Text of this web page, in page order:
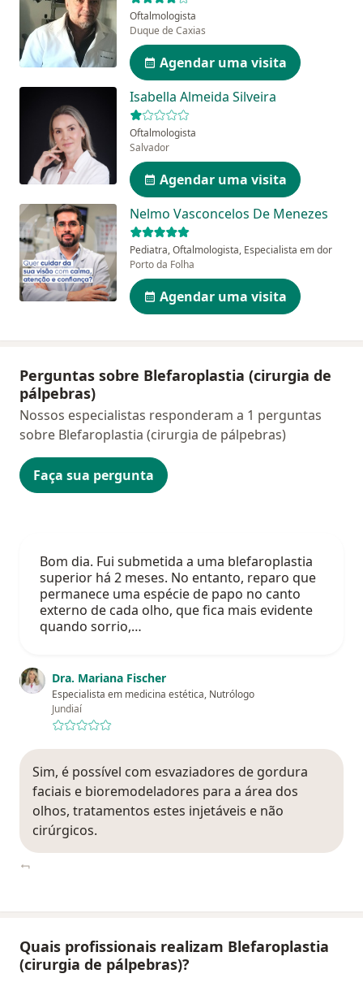
Oftalmologista
Duque de Caxias
Agendar uma visita
Isabella Almeida Silveira
Oftalmologista
Salvador
Agendar uma visita
Nelmo Vasconcelos De Menezes
Pediatra, Oftalmologista, Especialista em dor
Porto da Folha
Agendar uma visita
Perguntas sobre Blefaroplastia (cirurgia de
pálpebras)
Faça sua pergunta
Nossos especialistas responderam a 1 perguntas
sobre Blefaroplastia (cirurgia de pálpebras)
Bom dia. Fui submetida a uma blefaroplastia
superior há 2 meses. No entanto, reparo que
permanece uma espécie de papo no canto
externo de cada olho, que fica mais evidente
quando sorrio,…
Dra. Mariana Fischer
Especialista em medicina estética, Nutrólogo
Jundiaí
Sim, é possível com esvaziadores de gordura
faciais e bioremodeladores para a área dos
olhos, tratamentos estes injetáveis e não
cirúrgicos.
Quais profissionais realizam Blefaroplastia
(cirurgia de pálpebras)?